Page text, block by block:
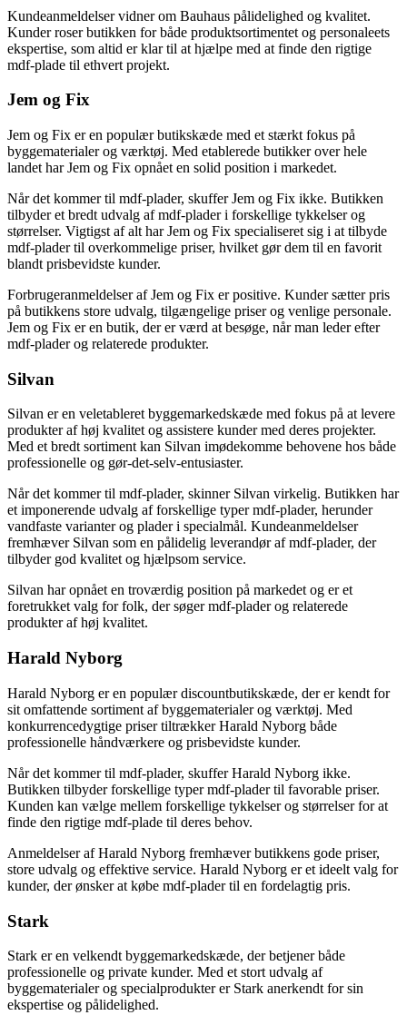
Kundeanmeldelser vidner om Bauhaus pålidelighed og kvalitet.
Kunder roser butikken for både produktsortimentet og personaleets
ekspertise, som altid er klar til at hjælpe med at finde den rigtige
mdf-plade til ethvert projekt.
Jem og Fix
Jem og Fix er en populær butikskæde med et stærkt fokus på
byggematerialer og værktøj. Med etablerede butikker over hele
landet har Jem og Fix opnået en solid position i markedet.
Når det kommer til mdf-plader, skuffer Jem og Fix ikke. Butikken
tilbyder et bredt udvalg af mdf-plader i forskellige tykkelser og
størrelser. Vigtigst af alt har Jem og Fix specialiseret sig i at tilbyde
mdf-plader til overkommelige priser, hvilket gør dem til en favorit
blandt prisbevidste kunder.
Forbrugeranmeldelser af Jem og Fix er positive. Kunder sætter pris
på butikkens store udvalg, tilgængelige priser og venlige personale.
Jem og Fix er en butik, der er værd at besøge, når man leder efter
mdf-plader og relaterede produkter.
Silvan
Silvan er en veletableret byggemarkedskæde med fokus på at levere
produkter af høj kvalitet og assistere kunder med deres projekter.
Med et bredt sortiment kan Silvan imødekomme behovene hos både
professionelle og gør-det-selv-entusiaster.
Når det kommer til mdf-plader, skinner Silvan virkelig. Butikken har
et imponerende udvalg af forskellige typer mdf-plader, herunder
vandfaste varianter og plader i specialmål. Kundeanmeldelser
fremhæver Silvan som en pålidelig leverandør af mdf-plader, der
tilbyder god kvalitet og hjælpsom service.
Silvan har opnået en troværdig position på markedet og er et
foretrukket valg for folk, der søger mdf-plader og relaterede
produkter af høj kvalitet.
Harald Nyborg
Harald Nyborg er en populær discountbutikskæde, der er kendt for
sit omfattende sortiment af byggematerialer og værktøj. Med
konkurrencedygtige priser tiltrækker Harald Nyborg både
professionelle håndværkere og prisbevidste kunder.
Når det kommer til mdf-plader, skuffer Harald Nyborg ikke.
Butikken tilbyder forskellige typer mdf-plader til favorable priser.
Kunden kan vælge mellem forskellige tykkelser og størrelser for at
finde den rigtige mdf-plade til deres behov.
Anmeldelser af Harald Nyborg fremhæver butikkens gode priser,
store udvalg og effektive service. Harald Nyborg er et ideelt valg for
kunder, der ønsker at købe mdf-plader til en fordelagtig pris.
Stark
Stark er en velkendt byggemarkedskæde, der betjener både
professionelle og private kunder. Med et stort udvalg af
byggematerialer og specialprodukter er Stark anerkendt for sin
ekspertise og pålidelighed.